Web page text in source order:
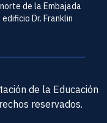
de la Embajada
Dr. Franklin
de la Educación
reservados.